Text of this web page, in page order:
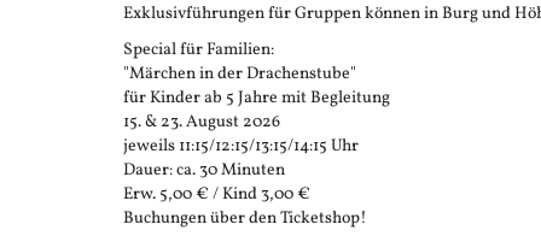
Exklusivführungen für Gruppen können in Burg und
Special für Familien:
"Märchen in der Drachenstube"
für Kinder ab 5 Jahre mit Begleitung
15. & 23. August 2026
jeweils 11:15/12:15/13:15/14:15 Uhr
Dauer: ca. 30 Minuten
Erw. 5,00 € / Kind 3,00 €
Buchungen über den Ticketshop!